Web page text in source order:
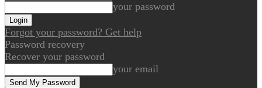
your password
Forgot your password? Get help
Password recovery
Recover your password
your email